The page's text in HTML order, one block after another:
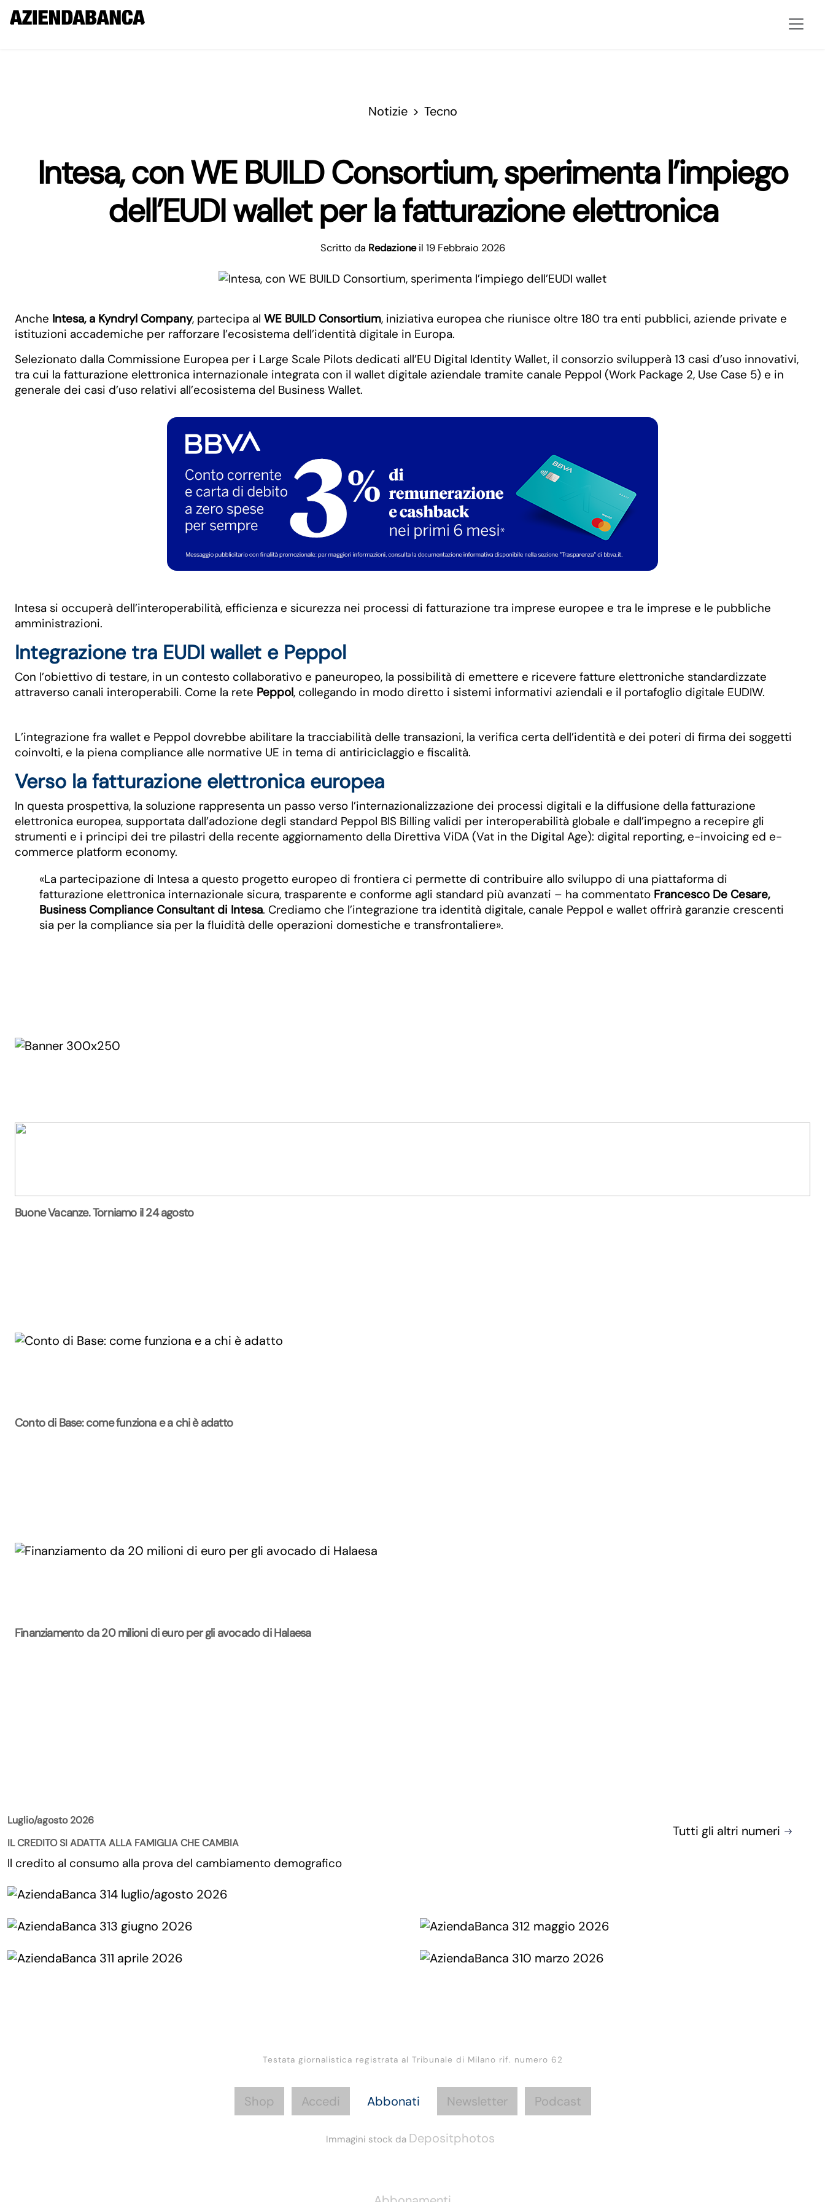
Notizie Tecno
Intesa, con WE BUILD Consortium, sperimenta l’impiego
dell’EUDI wallet per la fatturazione elettronica
Scritto da Redazione il 19 Febbraio 2026
Anche Intesa, a Kyndryl Company, partecipa al WE BUILD Consortium, iniziativa europea che riunisce oltre 180 tra enti pubblici, aziende private e
istituzioni accademiche per rafforzare l’ecosistema dell’identità digitale in Europa.
Selezionato dalla Commissione Europea per i Large Scale Pilots dedicati all’EU Digital Identity Wallet, il consorzio svilupperà 13 casi d’uso innovativi,
tra cui la fatturazione elettronica internazionale integrata con il wallet digitale aziendale tramite canale Peppol (Work Package 2, Use Case 5) e in
generale dei casi d’uso relativi all’ecosistema del Business Wallet.
Intesa si occuperà dell’interoperabilità, efficienza e sicurezza nei processi di fatturazione tra imprese europee e tra le imprese e le pubbliche
amministrazioni.
Integrazione tra EUDI wallet e Peppol
Con l’obiettivo di testare, in un contesto collaborativo e paneuropeo, la possibilità di emettere e ricevere fatture elettroniche standardizzate
attraverso canali interoperabili. Come la rete Peppol, collegando in modo diretto i sistemi informativi aziendali e il portafoglio digitale EUDIW.
L’integrazione fra wallet e Peppol dovrebbe abilitare la tracciabilità delle transazioni, la verifica certa dell’identità e dei poteri di firma dei soggetti
coinvolti, e la piena compliance alle normative UE in tema di antiriciclaggio e fiscalità.
Verso la fatturazione elettronica europea
In questa prospettiva, la soluzione rappresenta un passo verso l’internazionalizzazione dei processi digitali e la diffusione della fatturazione
elettronica europea, supportata dall’adozione degli standard Peppol BIS Billing validi per interoperabilità globale e dall’impegno a recepire gli
strumenti e i principi dei tre pilastri della recente aggiornamento della Direttiva ViDA (Vat in the Digital Age): digital reporting, e-invoicing ed e-
commerce platform economy.
«La partecipazione di Intesa a questo progetto europeo di frontiera ci permette di contribuire allo sviluppo di una piattaforma di
fatturazione elettronica internazionale sicura, trasparente e conforme agli standard più avanzati – ha commentato Francesco De Cesare,
Business Compliance Consultant di Intesa. Crediamo che l’integrazione tra identità digitale, canale Peppol e wallet offrirà garanzie crescenti
sia per la compliance sia per la fluidità delle operazioni domestiche e transfrontaliere».
Buone Vacanze. Torniamo il 24 agosto
Conto di Base: come funziona e a chi è adatto
Finanziamento da 20 milioni di euro per gli avocado di Halaesa
Luglio/agosto 2026
IL CREDITO SI ADATTA ALLA FAMIGLIA CHE CAMBIA
Il credito al consumo alla prova del cambiamento demografico
Tutti gli altri numeri
Testata giornalistica registrata al Tribunale di Milano rif. numero 62
Shop Accedi Abbonati Newsletter Podcast
Immagini stock da Depositphotos